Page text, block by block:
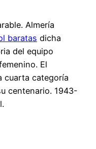
Almería
baratas dicha
del equipo
El
cuarta categoría
centenario. 1943-